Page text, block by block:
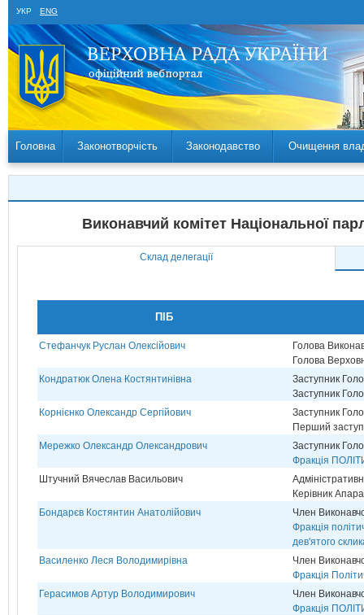
УКР ENG
Головна Законотворчість Законодавство Очищення
Виконавчий комітет Національної
Склад делегації
ПІБ
Стефанчук Руслан Олексійович
Голова
Голова
Кондратюк Олена Костянтинівна
Заступник
Заступник
Корнієнко Олександр Сергійович
Заступник
Перший
Мережко Олександр Олександрович
Заступник
Фракція
Штучний Вячеслав Васильович
Керівник
Бондарєв Костянтин Анатолійович
Член
Фракція
дев'ятого
Василенко Леся Володимирівна
Член
Фракція
Герасимов Артур Володимирович
Член
Фракція